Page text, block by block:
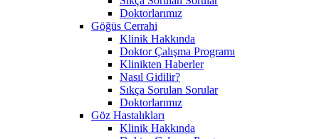
Doktorlarımız
Göğüs Cerrahi
Klinik Hakkında
Doktor Çalışma Programı
Klinikten Haberler
Nasıl Gidilir?
Sıkça Sorulan Sorular
Doktorlarımız
Göz Hastalıkları
Klinik Hakkında